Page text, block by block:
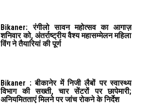
Bikaner: रंगीलो सावन महोत्सव का आगाज़
शनिवार को, अंतर्राष्ट्रीय वैश्य महासम्मेलन महिला
विंग ने तैयारियां की पूर्ण
Bikaner : बीकानेर में निजी लैबों पर स्वास्थ्य
विभाग की सख्ती, चार सेंटरों पर छापेमारी;
अनियमितताएं मिलने पर जांच रोकने के निर्देश